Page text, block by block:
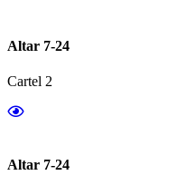
Altar 7-24
Cartel 2
Altar 7-24